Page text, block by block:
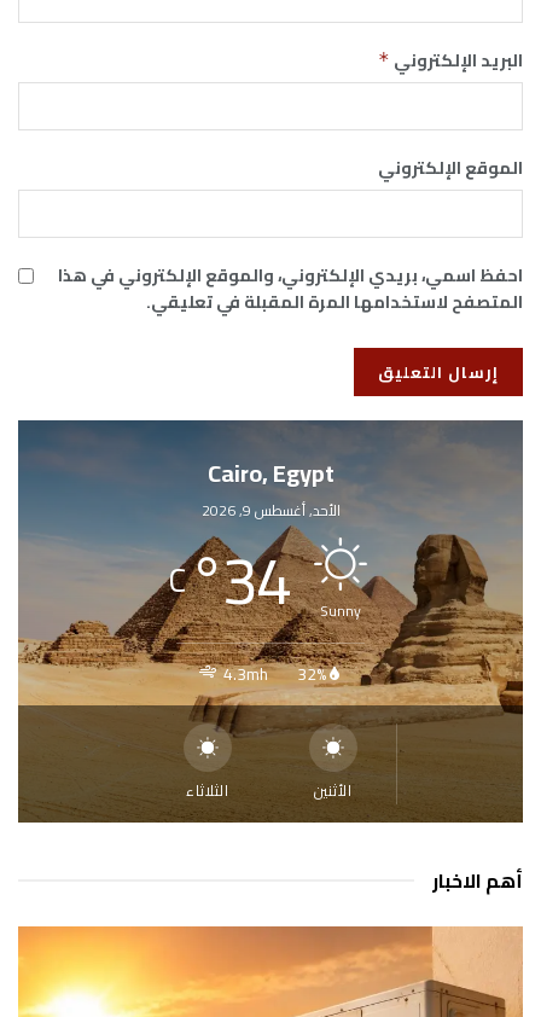
البريد الإلكتروني *
الموقع الإلكتروني
احفظ اسمي، بريدي الإلكتروني، والموقع الإلكتروني في هذا
المتصفح لاستخدامها المرة المقبلة في تعليقي.
Cairo, Egypt
الأحد, أغسطس 9, 2026
Sunny
34
°
C
32%
4.3mh
الأثنين الثلاثاء
أهم الاخبار